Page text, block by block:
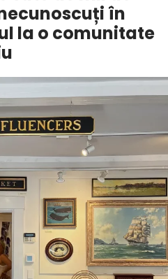
în
la o comunitate